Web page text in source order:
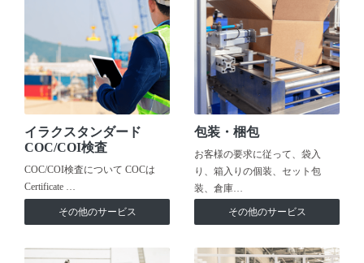
イラクスタンダード
COC/COI検査
COC/COI検査について COCは
Certificate …
その他のサービス
包装・梱包
お客様の要求に従って、袋入
り、箱入りの個装、セット包
装、倉庫…
その他のサービス